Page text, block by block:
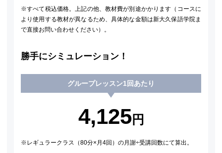
※すべて税込価格。上記の他、教材費が別途かかります（コースに
より使用する教材が異なるため、具体的な金額は新大久保語学院ま
で直接お問い合わせください）。
勝手にシミュレーション！
グループレッスン1回あたり
4,125円
レギュラークラス（80分×月4回）の月謝÷受講回数にて算出。